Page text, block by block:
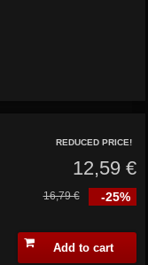
REDUCED PRICE!
12,59 €
-25%
16,79 €
Add to cart